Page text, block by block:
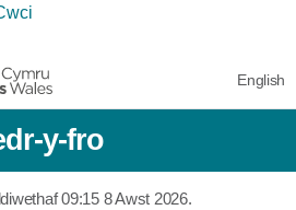
English
y-fro
09:15 8 Awst 2026.